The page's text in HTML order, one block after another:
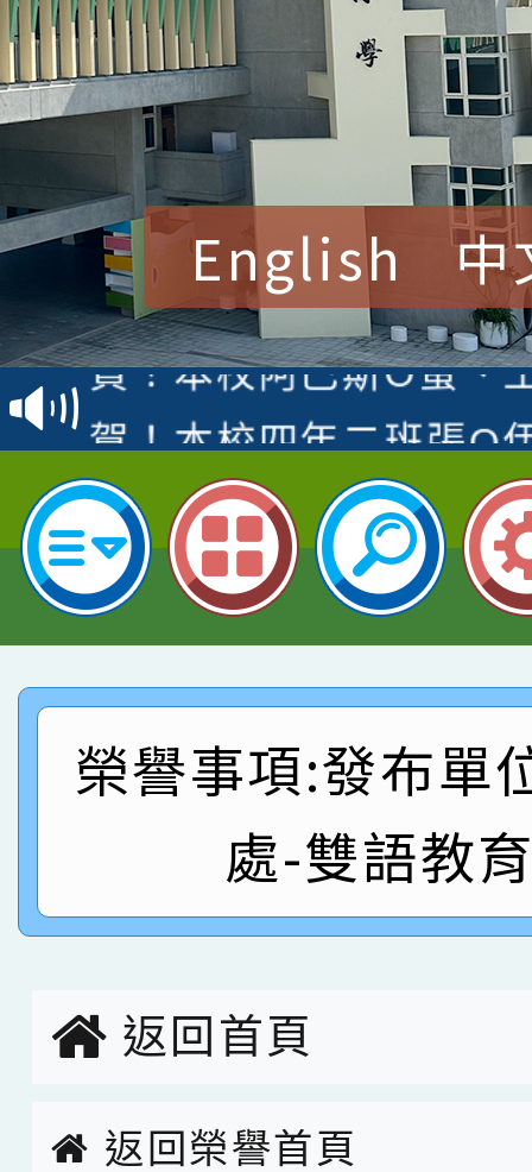
English 中
賀！本校參加桃園市中
賽 洪綺君教師榮獲社
名
賀！本校阿巴斯O蜜、
倩參加桃園市科展 國
名 指導老師王老師、
賀！本校四年二班張O
園市英語競賽國小朗讀
指導老師林老師
賀！本校參加桃園市中
賽 劉文瑛教師榮獲教
臺灣台語-第二名
賀！本校參與2026世
市賽榮獲科學小創客佳
創客第三名。
賀！本校參加桃園市中
賽 洪綺君教師榮獲社
名
賀！本校阿巴斯O蜜、
倩參加桃園市科展 國
名 指導老師王老師、
賀！本校四年二班張O
園市英語競賽國小朗
指導老師林老師
賀！本校參加桃園市中
賽 劉文瑛教師榮獲教
賀！本校參與2026世
創客第三名。
榮譽事項:發布單
處-雙語教
返回首頁
返回榮譽首頁
返回榮譽首頁